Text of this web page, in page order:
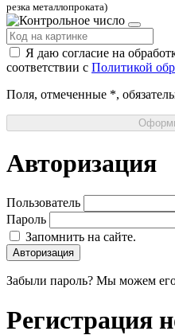
резка металлопроката)
Я даю согласие на
соответствии с Политикой
Поля, отмеченные *,
Авторизация
Пользователь
Пароль
Запомнить на сайте.
Авторизация
Забыли пароль? Мы можем
Регистрация